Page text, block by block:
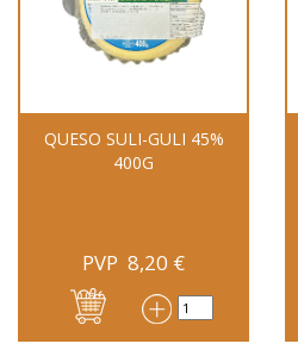
QUESO SULI-GULI 45%
400G
PVP 8,20 €